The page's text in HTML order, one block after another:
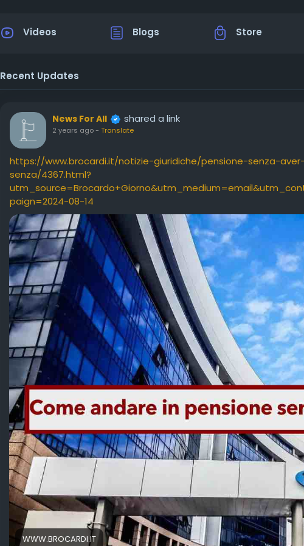
Videos Blogs Store
Recent Updates
News For All shared a link
2 years ago- Translate
https://www.brocardi.it/notizie-giuridiche/pensione-senza-
senza/4367.html?
paign=2024-08-14
WWW.BROCARDI.IT